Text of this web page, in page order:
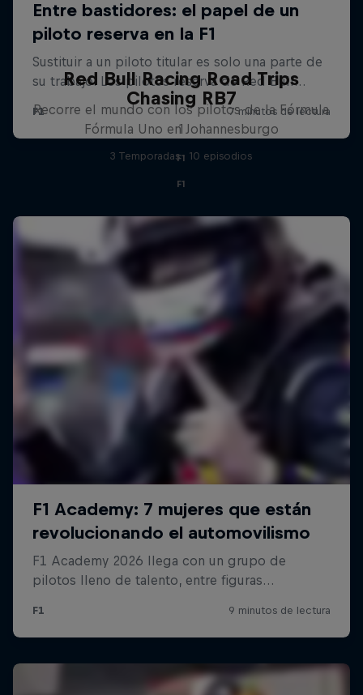
Chasing RB7
Fórmula Uno en Johannesburgo
F1
Red Bull Racing Road Trips
Recorre el mundo con los pilotos de la Fórmula
1
3 Temporadas · 10 episodios
F1